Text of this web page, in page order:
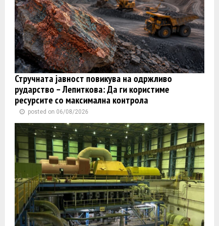
Стручната јавност повикува на одржливо
рударство – Лепиткова: Да ги користиме
ресурсите со максимална контрола
posted on 06/08/2026